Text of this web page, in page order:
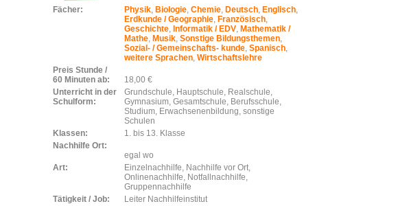
Fächer: Physik, Biologie, Chemie, Deutsch, Englisch,
Erdkunde / Geographie, Französisch,
Geschichte, Informatik / EDV, Mathematik /
Mathe, Musik, Sonstige Bildungsthemen,
Sozial- / Gemeinschafts- kunde, Spanisch,
weitere Sprachen, Wirtschaftslehre
Preis Stunde /
60 Minuten ab:
18,00 €
Unterricht in der
Schulform:
Grundschule, Hauptschule, Realschule,
Gymnasium, Gesamtschule, Berufsschule,
Studium, Erwachsenenbildung, sonstige
Schulen
Klassen:
1. bis 13. Klasse
Nachhilfe Ort:
egal wo
Art:
Einzelnachhilfe, Nachhilfe vor Ort,
Onlinenachhilfe, Notfallnachhilfe,
Gruppennachhilfe
Tätigkeit / Job:
Leiter Nachhilfeinstitut